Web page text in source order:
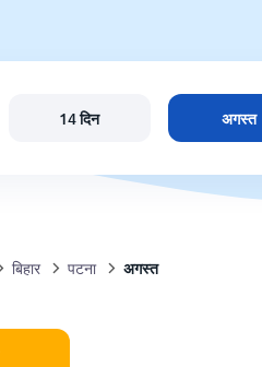
14 दिन अगस्त
बिहार पटना अगस्त